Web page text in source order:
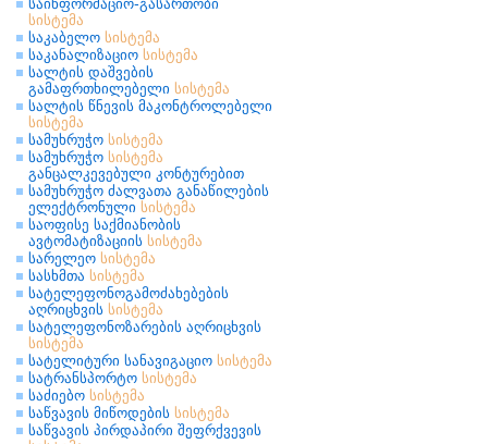
საინფორმაციო-გასართობი
სისტემა
საკაბელო სისტემა
საკანალიზაციო სისტემა
სალტის დაშვების
გამაფრთხილებელი სისტემა
სალტის წნევის მაკონტროლებელი
სისტემა
სამუხრუჭო სისტემა
სამუხრუჭო სისტემა
განცალკევებული კონტურებით
სამუხრუჭო ძალვათა განაწილების
ელექტრონული სისტემა
საოფისე საქმიანობის
ავტომატიზაციის სისტემა
სარელეო სისტემა
სასხმთა სისტემა
სატელეფონოგამოძახებების
აღრიცხვის სისტემა
სატელეფონოზარების აღრიცხვის
სისტემა
სატელიტური სანავიგაციო სისტემა
სატრანსპორტო სისტემა
საძიებო სისტემა
საწვავის მიწოდების სისტემა
საწვავის პირდაპირი შეფრქვევის